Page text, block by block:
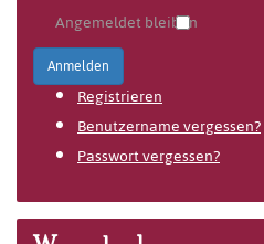
Angemeldet bleiben
Anmelden
Registrieren
Benutzername vergessen?
Passwort vergessen?